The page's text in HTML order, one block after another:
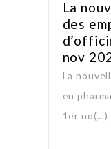
La
des
nov
La
en
1er no(...)